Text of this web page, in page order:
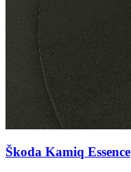
Škoda Kamiq Essence